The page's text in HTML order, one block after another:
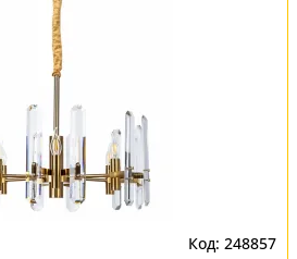
248857